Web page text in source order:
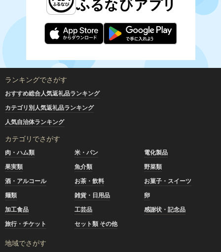
ランキングでさがす
おすすめ総合人気返礼品ランキング
カテゴリ別人気返礼品ランキング
人気自治体ランキング
カテゴリでさがす
肉・ハム類 米・パン
電化製品
果実類
魚介類
野菜類
酒・アルコール
お茶・飲料
お菓子・スイーツ
麺類
雑貨・日用品
卵
加工食品
工芸品
感謝状・記念品
旅行・チケット
セット類 その他
地域でさがす